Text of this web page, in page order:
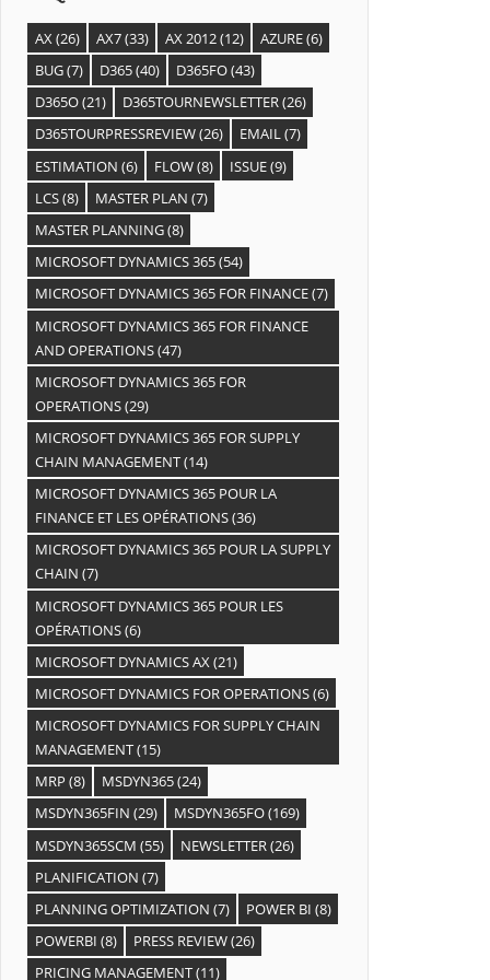
AX(26) AX7(33) AX 2012(12) AZURE(6)
BUG(7) D365(40) D365FO(43)
D365O(21) D365TOURNEWSLETTER(26)
D365TOURPRESSREVIEW(26) EMAIL(7)
ESTIMATION (6) FLOW(8) ISSUE(9)
LCS(8) MASTER PLAN (7)
MASTER PLANNING(8)
MICROSOFT DYNAMICS 365(54)
MICROSOFT DYNAMICS 365 FOR FINANCE(7)
MICROSOFT DYNAMICS 365 FOR FINANCE
AND OPERATIONS(47)
MICROSOFT DYNAMICS 365 FOR
OPERATIONS(29)
MICROSOFT DYNAMICS 365 FOR SUPPLY
CHAIN MANAGEMENT(14)
MICROSOFT DYNAMICS 365 POUR LA
FINANCE ET LES OPÉRATIONS(36)
MICROSOFT DYNAMICS 365 POUR LA SUPPLY
CHAIN (7)
MICROSOFT DYNAMICS 365 POUR LES
OPÉRATIONS(6)
MICROSOFT DYNAMICS AX(21)
MICROSOFT DYNAMICS FOR OPERATIONS(6)
MICROSOFT DYNAMICS FOR SUPPLY CHAIN
MANAGEMENT(15)
MRP (8) MSDYN365(24)
MSDYN365FIN (29) MSDYN365FO(169)
MSDYN365SCM (55) NEWSLETTER(26)
PLANIFICATION (7)
PLANNING OPTIMIZATION (7) POWER BI (8)
POWERBI (8) PRESS REVIEW(26)
PRICING MANAGEMENT(11)